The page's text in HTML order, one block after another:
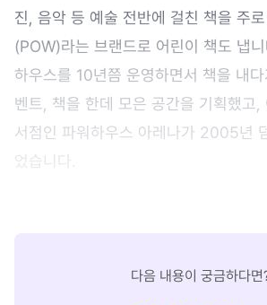
진, 음악 등 예술 전반에 걸친 책을 주
(POW)라는 브랜드로 어린이 책도 냅
하우스를 10년쯤 운영하면서 책을 내
벤트, 책을 한데 모은 공간을 기획했고,
서점인 파워하우스 아레나가 2005년
었습니다.
다음 내용이 궁금하다면